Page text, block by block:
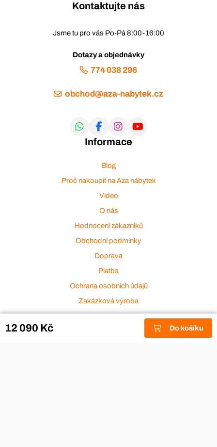
12 090 Kč Do košíku
Kontaktujte nás
Jsme tu pro vás Po-Pá 8:00-16:00
Dotazy a objednávky
774 038 296
obchod@aza-nabytek.cz
Informace
Blog
Proč nakoupit na Aza nábytek
Video
O nás
Hodnocení zákazníků
Obchodní podmínky
Doprava
Platba
Ochrana osobních údajů
Zakázková výroba
Zákaznický servis